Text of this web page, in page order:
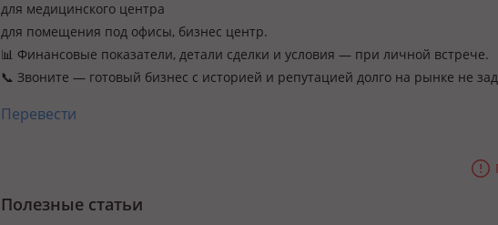
для медицинского центра
для помещения под офисы, бизнес центр.
📊 Финансовые показатели, детали сделки и условия — при личной встрече.
📞 Звоните — готовый бизнес с историей и репутацией долго на рынке не
Перевести
Полезные статьи